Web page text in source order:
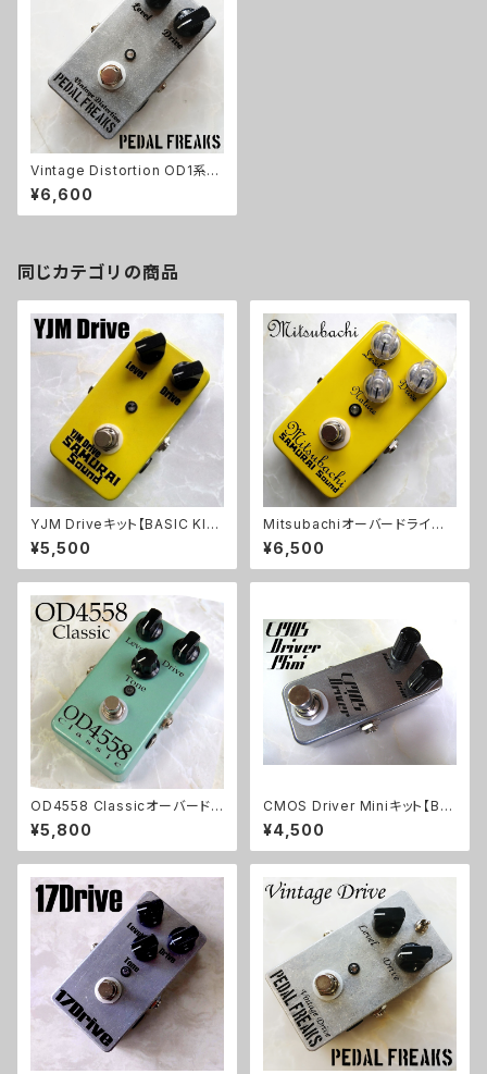
Vintage Distortion OD1系オ
ーバードライブキット【PEDAL F
REAKS】
¥6,600
同じカテゴリの商品
YJM Driveキット【BASIC KI
T】
¥5,500
Mitsubachiオーバードライブ
キット【BASIC KIT】
¥6,500
OD4558 Classicオーバードラ
イブキット【BASIC KIT】
¥5,800
CMOS Driver Miniキット【BA
SIC KIT】
¥4,500